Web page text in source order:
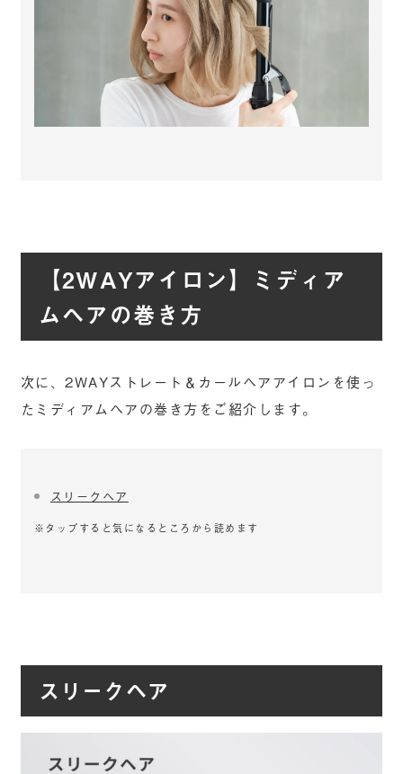
【2WAYアイロン】ミディア
ムヘアの巻き方
次に、2WAYストレート＆カールヘアアイロンを使っ
たミディアムヘアの巻き方をご紹介します。
スリークヘア
※タップすると気になるところから読めます
スリークヘア